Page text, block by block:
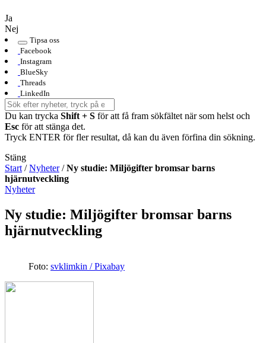
Ja
Nej
Tipsa oss
Facebook
Instagram
BlueSky
Threads
LinkedIn
Du kan trycka Shift + S för att få fram sökfältet när som helst och
Esc för att stänga det.
Tryck ENTER för fler resultat, då kan du även förfina din sökning.
Stäng
Start /Nyheter/Ny studie: Miljögifter bromsar barns
hjärnutveckling
Nyheter
Ny studie: Miljögifter bromsar barns
hjärnutveckling
Foto: svklimkin / Pixabay